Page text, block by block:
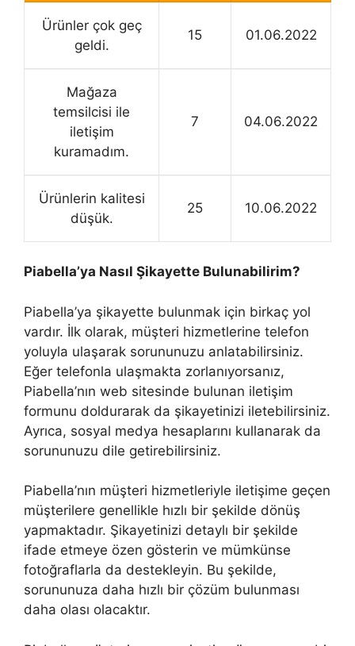
Ürünler çok geç
geldi.
15 01.06.2022
Mağaza
temsilcisi ile
iletişim
kuramadım.
7 04.06.2022
Ürünlerin kalitesi
düşük.
25 10.06.2022
Piabella’ya Nasıl Şikayette Bulunabilirim?
Piabella’ya şikayette bulunmak için birkaç yol
vardır. İlk olarak, müşteri hizmetlerine telefon
yoluyla ulaşarak sorununuzu anlatabilirsiniz.
Eğer telefonla ulaşmakta zorlanıyorsanız,
Piabella’nın web sitesinde bulunan iletişim
formunu doldurarak da şikayetinizi iletebilirsiniz.
Ayrıca, sosyal medya hesaplarını kullanarak da
sorununuzu dile getirebilirsiniz.
Piabella’nın müşteri hizmetleriyle iletişime geçen
müşterilere genellikle hızlı bir şekilde dönüş
yapmaktadır. Şikayetinizi detaylı bir şekilde
ifade etmeye özen gösterin ve mümkünse
fotoğraflarla da destekleyin. Bu şekilde,
sorununuza daha hızlı bir çözüm bulunması
daha olası olacaktır.